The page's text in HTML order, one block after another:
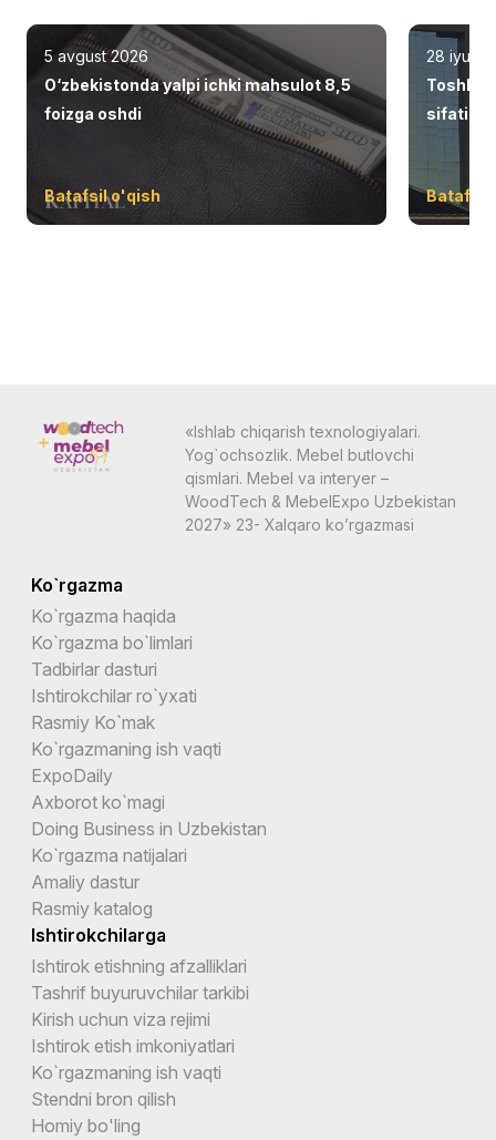
5 avgust 2026
O‘zbekistonda yalpi ichki mahsulot 8,5
foizga oshdi
Batafsil o'qish
28 iyul
Batafsil
«Ishlab chiqarish texnologiyalari.
Yog`ochsozlik. Mebel butlovchi
qismlari. Mebel va interyer –
WoodTech & MebelExpo Uzbekistan
2027» 23- Xalqaro ko’rgazmasi
Ko`rgazma
Ko`rgazma haqida
Ko`rgazma bo`limlari
Tadbirlar dasturi
Ishtirokchilar ro`yxati
Rasmiy Ko`mak
Ko`rgazmaning ish vaqti
ExpoDaily
Axborot ko`magi
Doing Business in Uzbekistan
Ko`rgazma natijalari
Amaliy dastur
Rasmiy katalog
Ishtirokchilarga
Ishtirok etishning afzalliklari
Tashrif buyuruvchilar tarkibi
Kirish uchun viza rejimi
Ishtirok etish imkoniyatlari
Ko`rgazmaning ish vaqti
Stendni bron qilish
Homiy bo'ling